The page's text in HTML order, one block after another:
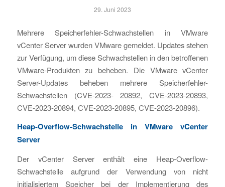
29. Juni 2023
Mehrere Speicherfehler-Schwachstellen in VMware
vCenter Server wurden VMware gemeldet. Updates stehen
zur Verfügung, um diese Schwachstellen in den betroffenen
VMware-Produkten zu beheben. Die VMware vCenter
Server-Updates beheben mehrere Speicherfehler-
Schwachstellen (CVE-2023- 20892, CVE-2023-20893,
CVE-2023-20894, CVE-2023-20895, CVE-2023-20896).
Heap-Overflow-Schwachstelle in VMware vCenter
Server
Der vCenter Server enthält eine Heap-Overflow-
Schwachstelle aufgrund der Verwendung von nicht
initialisiertem Speicher bei der Implementierung des